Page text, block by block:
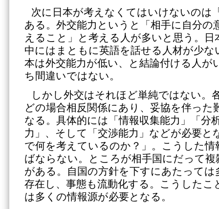
次に日本が考えなくてはいけないのは
ある。外交能力というと「相手に自分の
えること」と考える人が多いと思う。日
中にはまともに英語を話せる人材が少
本は外交能力が低い、と結論付ける人が
ち間違いではない。
しかし外交はそれほど単純ではない。
どの場合相反関係にあり、妥協を伴った
なる。具体的には「情報収集能力」「分
力」、そして「交渉能力」などが必要と
で何を考えているのか？」。こうした
ばならない。ところが相手国にだって
がある。自国の方針を下すにあたっては
存在し、事態も流動化する。こうしたこ
は多くの情報源が必要となる。